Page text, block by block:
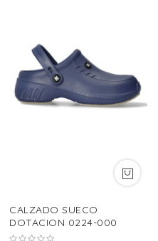
CALZADO SUECO
DOTACION 0224-000